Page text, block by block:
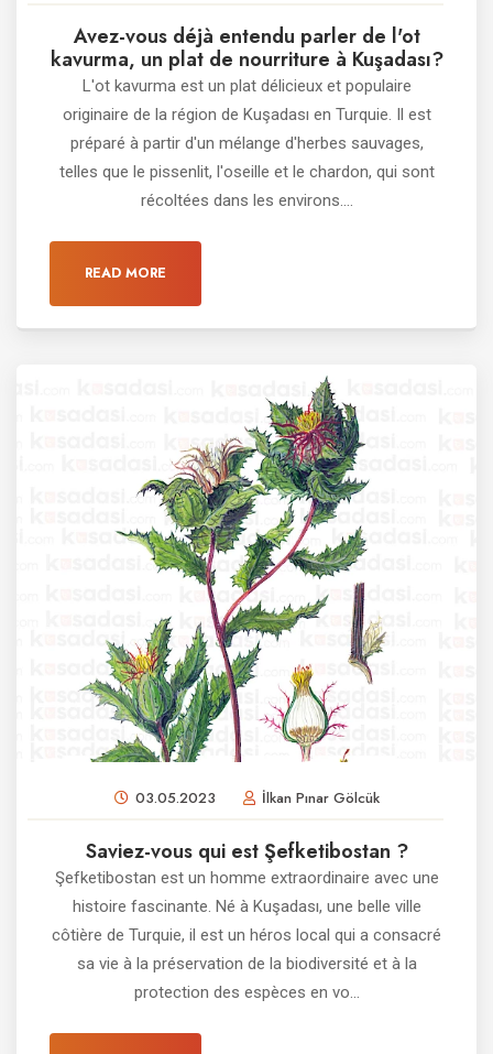
Avez-vous déjà entendu parler de l'ot
kavurma, un plat de nourriture à Kuşadası?
L'ot kavurma est un plat délicieux et populaire
originaire de la région de Kuşadası en Turquie. Il est
préparé à partir d'un mélange d'herbes sauvages,
telles que le pissenlit, l'oseille et le chardon, qui sont
récoltées dans les environs....
READ MORE
03.05.2023 İlkan Pınar Gölcük
Saviez-vous qui est Şefketibostan ?
Şefketibostan est un homme extraordinaire avec une
histoire fascinante. Né à Kuşadası, une belle ville
côtière de Turquie, il est un héros local qui a consacré
sa vie à la préservation de la biodiversité et à la
protection des espèces en vo...